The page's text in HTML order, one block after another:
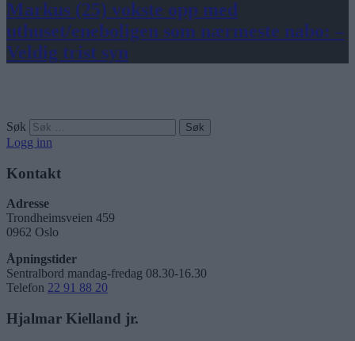
Markus (25) vokste opp med
uthuset/eneboligen som nærmeste nabo: –
Veldig trist syn
Søk
Logg inn
Kontakt
Adresse
Trondheimsveien 459
0962 Oslo
Åpningstider
Sentralbord mandag-fredag 08.30-16.30
Telefon 22 91 88 20
Hjalmar Kielland jr.